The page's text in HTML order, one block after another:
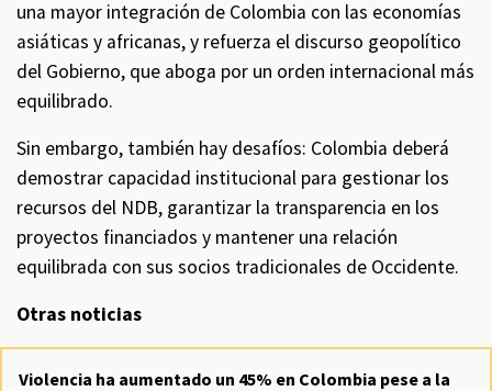
una mayor integración de Colombia con las economías
asiáticas y africanas, y refuerza el discurso geopolítico
del Gobierno, que aboga por un orden internacional más
equilibrado.
Sin embargo, también hay desafíos: Colombia deberá
demostrar capacidad institucional para gestionar los
recursos del NDB, garantizar la transparencia en los
proyectos financiados y mantener una relación
equilibrada con sus socios tradicionales de Occidente.
Otras noticias
Violencia ha aumentado un 45% en Colombia pese a la